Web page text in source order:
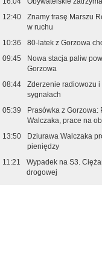
12:40
Znamy trasę Marszu
w ruchu
10:36
80-latek z Gorzowa
09:45
Nowa stacja paliw
Gorzowa
08:44
Zderzenie radiowozu
sygnałach
05:39
Prasówka z
Walczaka, prace na
13:50
Dziurawa Walczaka
pieniędzy
11:21
Wypadek na S3.
drogowej